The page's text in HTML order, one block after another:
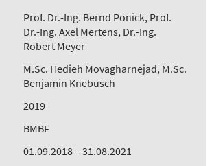
Prof. Dr.-Ing. Bernd Ponick, Prof.
Dr.-Ing. Axel Mertens, Dr.-Ing.
Robert Meyer
M.Sc. Hedieh Movagharnejad, M.Sc.
Benjamin Knebusch
2019
BMBF
01.09.2018 – 31.08.2021